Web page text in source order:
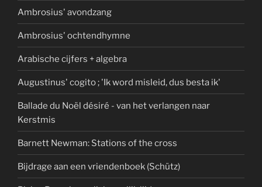
Ambrosius' avondzang
Ambrosius' ochtendhymne
Arabische cijfers + algebra
Augustinus' cogito ; 'Ik word misleid, dus besta ik'
Ballade du Noël désiré - van het verlangen naar
Kerstmis
Barnett Newman: Stations of the cross
Bijdrage aan een vriendenboek (Schütz)